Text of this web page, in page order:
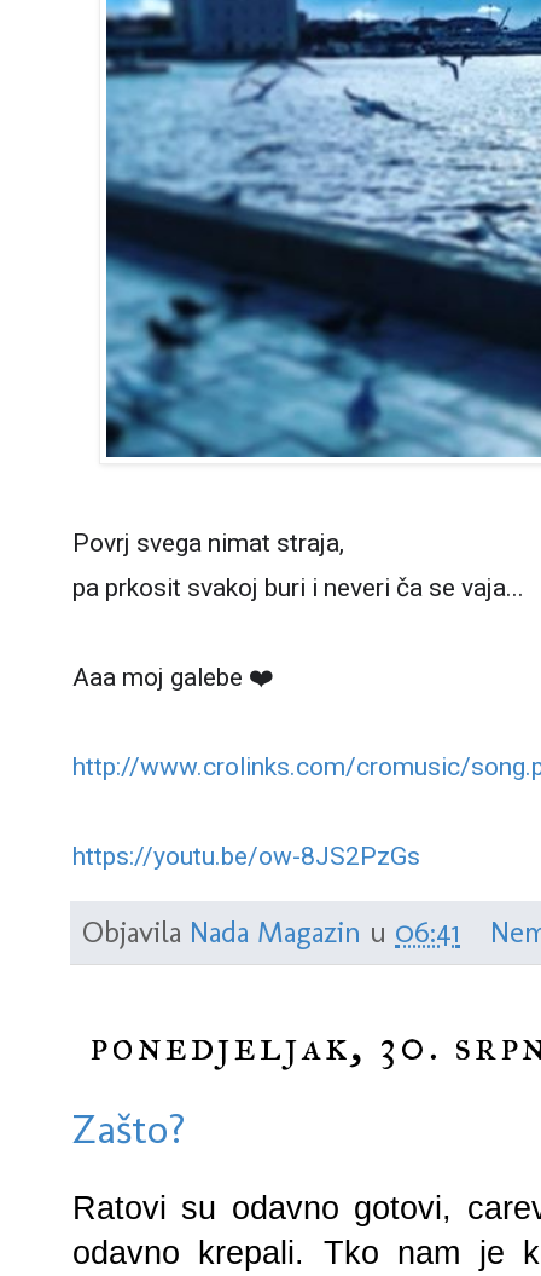
Povrj svega nimat straja,
pa prkosit svakoj buri i neveri ča se vaja...
Aaa moj galebe ❤️
http://www.crolinks.com/cromusic/
https://youtu.be/ow-8JS2PzGs
Objavila Nada Magazin u 06:41
ponedjeljak, 30.
Zašto?
Ratovi su odavno gotovi,
odavno krepali. Tko nam je